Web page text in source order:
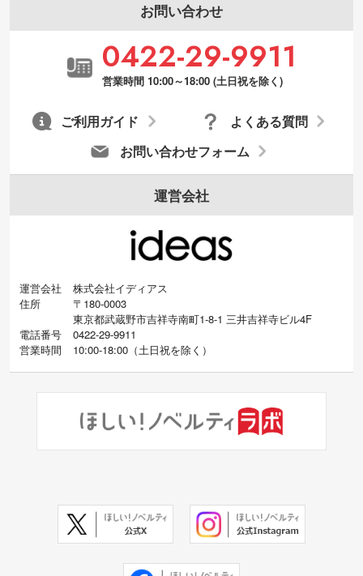
お問い合わせ
0422-29-9911
営業時間 10:00～18:00 (土日祝を除く)
お問い合わせフォーム
よくある質問
ご利用ガイド
運営会社
運営会社
株式会社イディアス
住所
〒180-0003
東京都武蔵野市吉祥寺南町1-8-1 三井吉祥寺ビル4F
電話番号
0422-29-9911
営業時間
10:00-18:00（土日祝を除く）